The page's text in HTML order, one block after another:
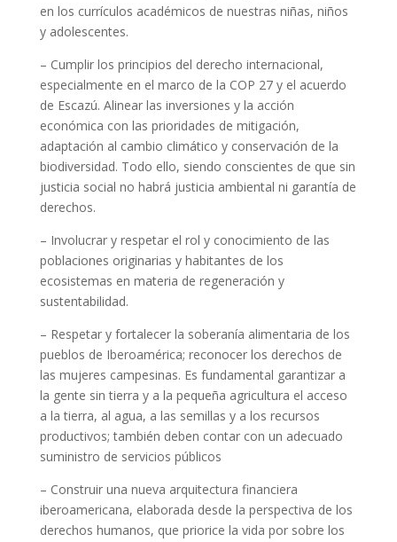
en los currículos académicos de nuestras niñas, niños
y adolescentes.
– Cumplir los principios del derecho internacional,
especialmente en el marco de la COP 27 y el acuerdo
de Escazú. Alinear las inversiones y la acción
económica con las prioridades de mitigación,
adaptación al cambio climático y conservación de la
biodiversidad. Todo ello, siendo conscientes de que sin
justicia social no habrá justicia ambiental ni garantía de
derechos.
– Involucrar y respetar el rol y conocimiento de las
poblaciones originarias y habitantes de los
ecosistemas en materia de regeneración y
sustentabilidad.
– Respetar y fortalecer la soberanía alimentaria de los
pueblos de Iberoamérica; reconocer los derechos de
las mujeres campesinas. Es fundamental garantizar a
la gente sin tierra y a la pequeña agricultura el acceso
a la tierra, al agua, a las semillas y a los recursos
productivos; también deben contar con un adecuado
suministro de servicios públicos
– Construir una nueva arquitectura financiera
iberoamericana, elaborada desde la perspectiva de los
derechos humanos, que priorice la vida por sobre los